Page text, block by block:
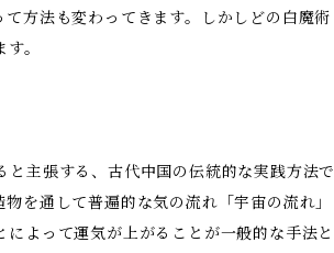
方法も変わってきます。しかしどの白魔術
。
主張する、古代中国の伝統的な実践方法で
を通して普遍的な気の流れ「宇宙の流れ」
よって運気が上がることが一般的な手法と